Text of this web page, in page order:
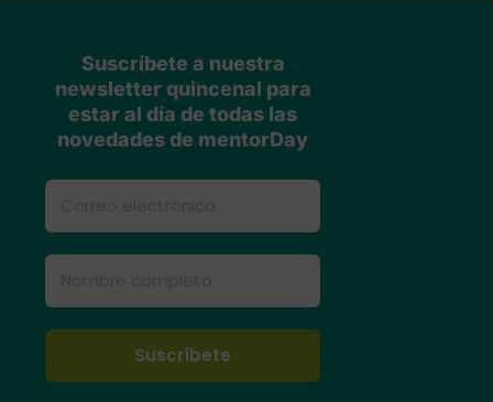
Suscríbete a nuestra
newsletter quincenal para
estar al día de todas las
novedades de mentorDay